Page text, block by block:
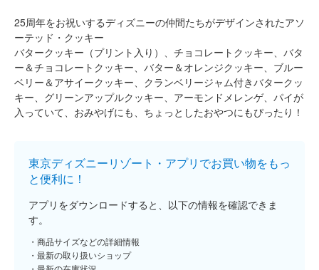
25周年をお祝いするディズニーの仲間たちがデザインされたアソ
ーテッド・クッキー
バタークッキー（プリント入り）、チョコレートクッキー、バタ
ー＆チョコレートクッキー、バター＆オレンジクッキー、ブルー
ベリー＆アサイークッキー、クランベリージャム付きバタークッ
キー、グリーンアップルクッキー、アーモンドメレンゲ、パイが
入っていて、おみやげにも、ちょっとしたおやつにもぴったり！
東京ディズニーリゾート・アプリでお買い物をもっ
と便利に！
アプリをダウンロードすると、以下の情報を確認できま
す。
商品サイズなどの詳細情報
最新の取り扱いショップ